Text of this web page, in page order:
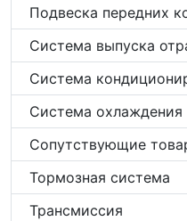
Подвеска передних
Система выпуска
Система
Система охлаждения
Сопутствующие
Тормозная система
Трансмиссия